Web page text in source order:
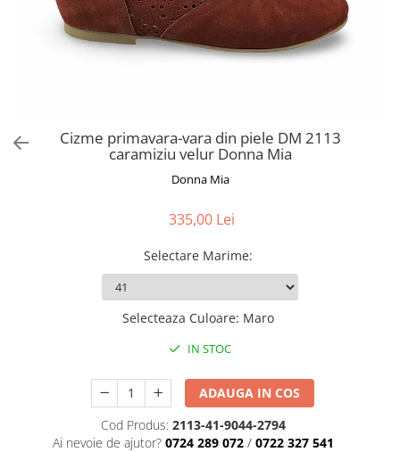
Cizme primavara-vara din piele DM 2113
caramiziu velur Donna Mia
Donna Mia
335,00 Lei
Selectare Marime:
Selecteaza Culoare: Maro
IN STOC
ADAUGA IN COS
Cod Produs: 2113-41-9044-2794
Ai nevoie de ajutor? 0724 289 072 / 0722 327 541